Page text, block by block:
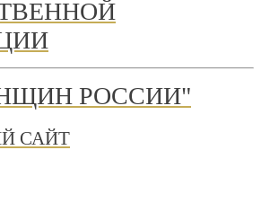
РОССИИ"
САЙТ